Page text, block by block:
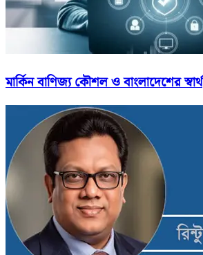
মার্কিন বাণিজ্য কৌশল ও বাংলাদেশের স্বার্থ